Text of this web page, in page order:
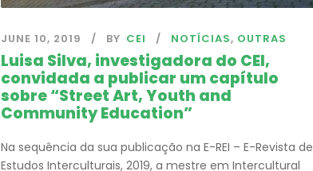
JUNE 10, 2019 BY CEI NOTÍCIAS, OUTRAS
Luisa Silva, investigadora do CEI,
convidada a publicar um capítulo
sobre “Street Art, Youth and
Community Education”
Na sequência da sua publicação na E-REI – E-Revista de
Estudos Interculturais, 2019, a mestre em Intercultural